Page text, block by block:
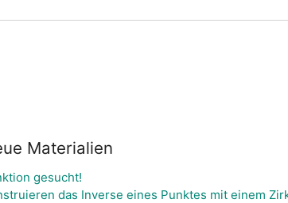
Materialien
gesucht!
das Inverse eines Punktes mit einem